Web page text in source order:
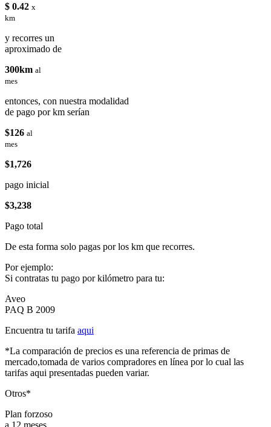
$ 0.42 x
km
y recorres un
aproximado de
300km al
mes
entonces, con nuestra modalidad
de pago por km serían
$126 al
mes
$1,726
pago inicial
$3,238
Pago total
De esta forma solo pagas por los km que recorres.
Por ejemplo:
Si contratas tu pago por kilómetro para tu:
Aveo
PAQ B 2009
Encuentra tu tarifa aqui
*La comparación de precios es una referencia de primas de
mercado,tomada de varios compradores en línea por lo cual las
tarifas aqui presentadas pueden variar.
Otros*
Plan forzoso
a 12 meses